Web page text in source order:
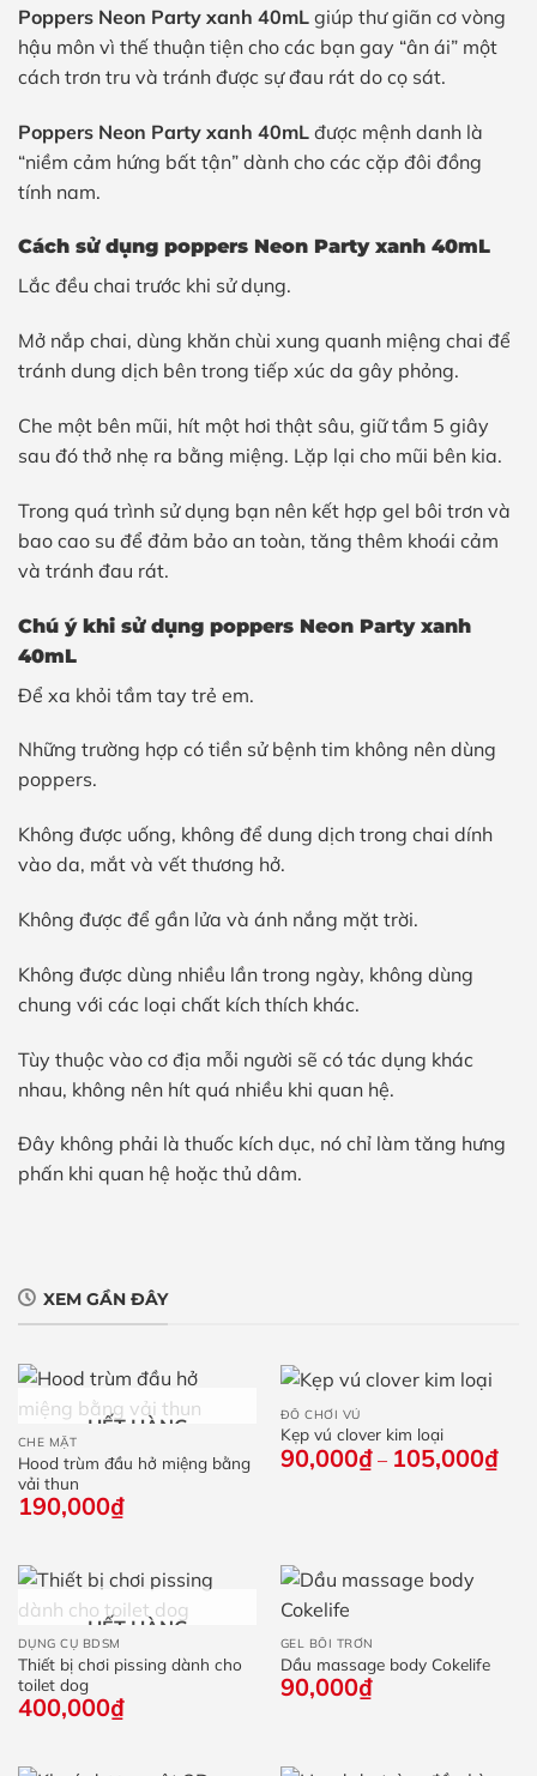
Poppers Neon Party xanh 40mL giúp thư giãn cơ vòng
hậu môn vì thế thuận tiện cho các bạn gay “ân ái” một
cách trơn tru và tránh được sự đau rát do cọ sát.
Poppers Neon Party xanh 40mL được mệnh danh là
“niềm cảm hứng bất tận” dành cho các cặp đôi đồng
tính nam.
Cách sử dụng poppers Neon Party xanh 40mL
Lắc đều chai trước khi sử dụng.
Mở nắp chai, dùng khăn chùi xung quanh miệng chai để
tránh dung dịch bên trong tiếp xúc da gây phỏng.
Che một bên mũi, hít một hơi thật sâu, giữ tầm 5 giây
sau đó thở nhẹ ra bằng miệng. Lặp lại cho mũi bên kia.
Trong quá trình sử dụng bạn nên kết hợp gel bôi trơn và
bao cao su để đảm bảo an toàn, tăng thêm khoái cảm
và tránh đau rát.
Chú ý khi sử dụng poppers Neon Party xanh
40mL
Để xa khỏi tầm tay trẻ em.
Những trường hợp có tiền sử bệnh tim không nên dùng
poppers.
Không được uống, không để dung dịch trong chai dính
vào da, mắt và vết thương hở.
Không được để gần lửa và ánh nắng mặt trời.
Không được dùng nhiều lần trong ngày, không dùng
chung với các loại chất kích thích khác.
Tùy thuộc vào cơ địa mỗi người sẽ có tác dụng khác
nhau, không nên hít quá nhiều khi quan hệ.
Đây không phải là thuốc kích dục, nó chỉ làm tăng hưng
phấn khi quan hệ hoặc thủ dâm.
XEM GẦN ĐÂY
HẾT HÀNG
CHE MẶT
Hood trùm đầu hở miệng bằng
vải thun
190,000₫
ĐỒ CHƠI VÚ
Kẹp vú clover kim loại
90,000₫ – 105,000₫
giá:
HẾT HÀNG
DỤNG CỤ BDSM
Thiết bị chơi pissing dành cho
toilet dog
400,000₫
GEL BÔI TRƠN
Dầu massage body Cokelife
90,000₫